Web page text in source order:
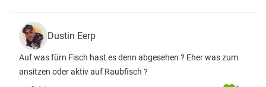
Dustin Eerp
Auf was fürn Fisch hast es denn abgesehen ? Eher was zum
ansitzen oder aktiv auf Raubfisch ?